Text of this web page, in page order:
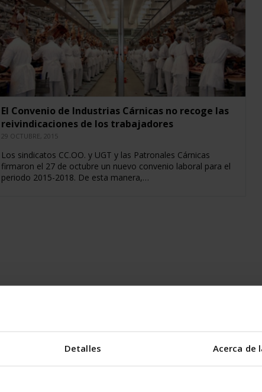
Detalles Acerca de
El Convenio de Industrias Cárnicas no recoge las
reivindicaciones de los trabajadores
29 OCTUBRE, 2015
Los sindicatos CC.OO. y UGT y las Patronales Cárnicas
firmaron el 27 de octubre un nuevo convenio laboral para el
periodo 2015-2018. De esta manera,…